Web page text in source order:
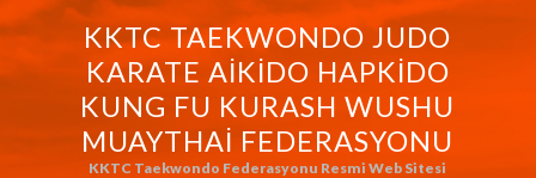
KKTC TAEKWONDO JUDO
KARATE AIKIDO HAPKIDO
KUNG FU KURASH WUSHU
MUAYTHAI FEDERASYONU
KKTC Taekwondo Federasyonu Resmi Web Sitesi
KKTC TAEKWONDO JUDO KARATE
AIKIDO HAPKIDO KUNG FU KURASH
WUSHU MUAYTHAI FEDERASYONU
KKTC Taekwondo Federasyonu Resmi Web Sitesi